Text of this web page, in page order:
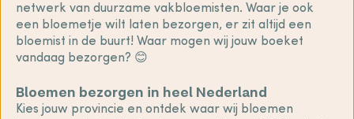
netwerk van duurzame vakbloemisten. Waar je ook
een bloemetje wilt laten bezorgen, er zit altijd een
bloemist in de buurt! Waar mogen wij jouw boeket
vandaag bezorgen? 😊
Bloemen bezorgen in heel Nederland
Kies jouw provincie en ontdek waar wij bloemen